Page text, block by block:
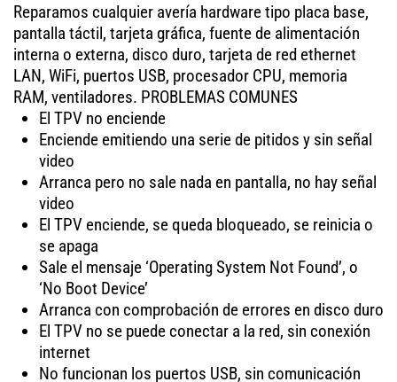
Reparamos cualquier avería hardware tipo placa base,
pantalla táctil, tarjeta gráfica, fuente de alimentación
interna o externa, disco duro, tarjeta de red ethernet
LAN, WiFi, puertos USB, procesador CPU, memoria
RAM, ventiladores. PROBLEMAS COMUNES
El TPV no enciende
Enciende emitiendo una serie de pitidos y sin señal
video
Arranca pero no sale nada en pantalla, no hay señal
video
El TPV enciende, se queda bloqueado, se reinicia o
se apaga
Sale el mensaje ‘Operating System Not Found’, o
‘No Boot Device’
Arranca con comprobación de errores en disco duro
El TPV no se puede conectar a la red, sin conexión
internet
No funcionan los puertos USB, sin comunicación